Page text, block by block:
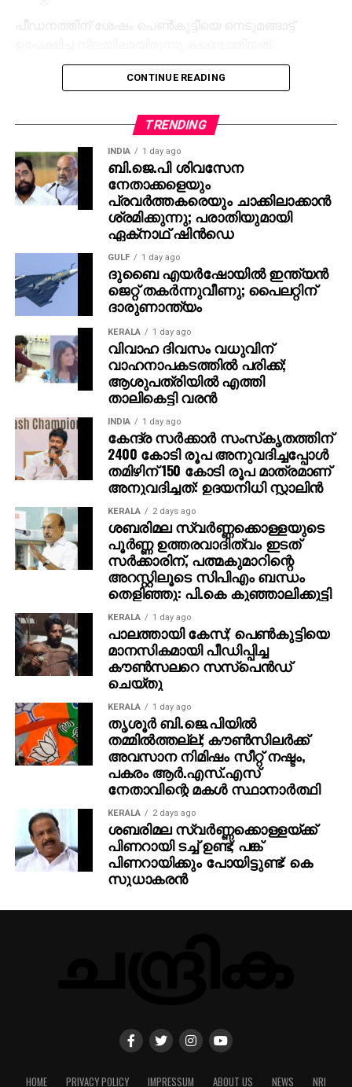
പീഡനത്തിന് ശേഷം പെണ്‍കുട്ടിയെ നെടുമങ്ങാട്ട്
സംഭവത്തിനു പിന്നാലെ ആസിഫ് ഒളിവില്‍ പോയിരുന്നു.
കൊലപാതകശ്രമം, കവര്‍ച്ച തുടങ്ങിയ നിരവധി
പ്രതിയെ ഇന്നലെ രാത്രി അറസ്റ്റ് ചെയ്തതായി
പൊലീസ് സ്ഥിരീകരിച്ചു. കേസ് സംബന്ധിച്ച കൂടുതല്‍
അന്വേഷണം പുരോഗമിക്കുകയാണ്.
CONTINUE READING
TRENDING
INDIA 1 day ago
ബി.ജെ.പി ശിവസേന
നേതാക്കളെയും
പ്രവര്‍ത്തകരെയും ചാക്കിലാക്കാന്‍
ശ്രമിക്കുന്നു; പരാതിയുമായി
ഏക്‌നാഥ് ഷിന്‍ഡെ
GULF 1 day ago
ദുബൈ എയര്‍ഷോയില്‍ ഇന്ത്യന്‍
ജെറ്റ് തകര്‍ന്നുവീണു; പൈലറ്റിന്
ദാരുണാന്ത്യം
KERALA 1 day ago
വിവാഹ ദിവസം വധുവിന്
വാഹനാപകടത്തില്‍ പരിക്ക്;
ആശുപത്രിയില്‍ എത്തി
താലികെട്ടി വരന്‍
INDIA 1 day ago
കേന്ദ്ര സര്‍ക്കാര്‍ സംസ്‌കൃതത്തിന്
2400 കോടി രൂപ അനുവദിച്ചപ്പോള്‍
തമിഴിന് 150 കോടി രൂപ മാത്രമാണ്
അനുവദിച്ചത്: ഉദയനിധി സ്റ്റാലിന്‍
KERALA 2 days ago
ശബരിമല സ്വര്‍ണ്ണക്കൊള്ളയുടെ
പൂര്‍ണ്ണ ഉത്തരവാദിത്വം ഇടത്
സര്‍ക്കാരിന്, പത്മകുമാറിന്റെ
അറസ്റ്റിലൂടെ സിപിഎം ബന്ധം
തെളിഞ്ഞു: പി.കെ കുഞ്ഞാലിക്കുട്ടി
KERALA 1 day ago
പാലത്തായി കേസ്; പെൺകുട്ടിയെ
മാനസികമായി പീഡിപ്പിച്ച
കൗൺസലറെ സസ്പെൻഡ്
ചെയ്തു
KERALA 1 day ago
തൃശൂര്‍ ബി.ജെ.പിയില്‍
തമ്മില്‍ത്തല്ല്; കൗണ്‍സിലര്‍ക്ക്
അവസാന നിമിഷം സീറ്റ് നഷ്ടം,
പകരം ആര്‍.എസ്.എസ്
നേതാവിന്റെ മകള്‍ സ്ഥാനാര്‍ത്ഥി
KERALA 2 days ago
ശബരിമല സ്വര്‍ണ്ണക്കൊള്ളയ്ക്ക്
പിണറായി ടച്ച് ഉണ്ട്; പങ്ക്
പിണറായിക്കും പോയിട്ടുണ്ട്: കെ
സുധാകരന്‍
HOME PRIVACY POLICY IMPRESSUM ABOUT US NEWS NRI